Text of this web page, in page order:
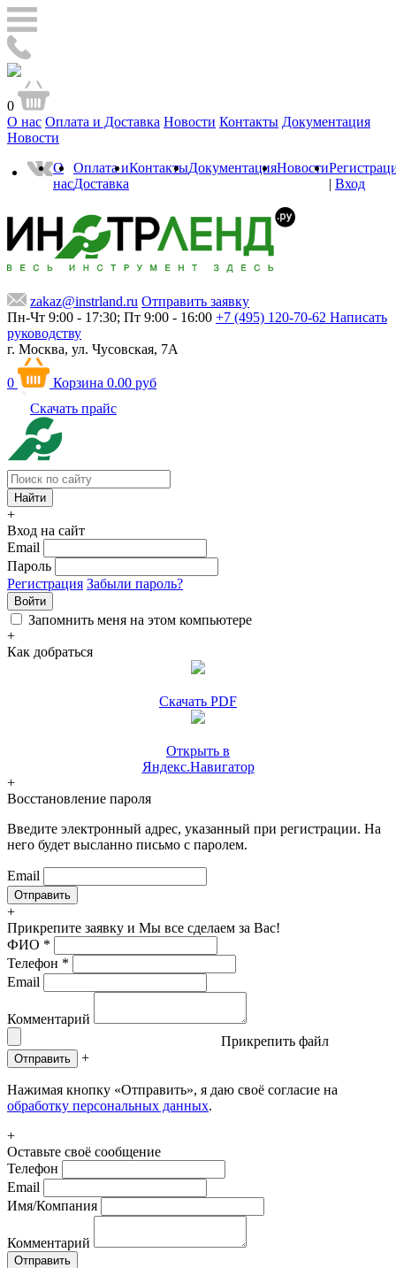
0
О нас Оплата и Доставка Новости Контакты Документация
Новости
О
нас
Оплата и
Доставка
КонтактыДокументацияНовости
| Вход
zakaz@instrland.ru Отправить заявку
Пн-Чт 9:00 - 17:30; Пт 9:00 - 16:00 +7 (495) 120-70-62 Написать
руководству
г. Москва, ул. Чусовская, 7А
0 Корзина 0.00 руб
Скачать прайс
+
Вход на сайт
Email
Пароль
Регистрация Забыли пароль?
Войти
Запомнить меня на этом компьютере
+
Как добраться
Скачать PDF
Открыть в
Яндекс.Навигатор
+
Восстановление пароля
Введите электронный адрес, указанный при регистрации. На
него будет высланно письмо с паролем.
Email
+
Прикрепите заявку и Мы все сделаем за Вас!
ФИО *
Телефон *
Email
Комментарий
Прикрепить файл
Отправить +
Нажимая кнопку «Отправить», я даю своё согласие на
обработку персональных данных.
+
Оставьте своё сообщение
Телефон
Email
Имя/Компания
Комментарий
Отправить